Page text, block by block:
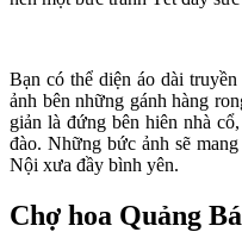
Bạn có thể diện áo dài
ảnh bên những gánh hàng
giản là đứng bên hiên nhà
đào. Những bức ảnh sẽ
Nội xưa đầy bình yên.
Chợ hoa Quảng Bá